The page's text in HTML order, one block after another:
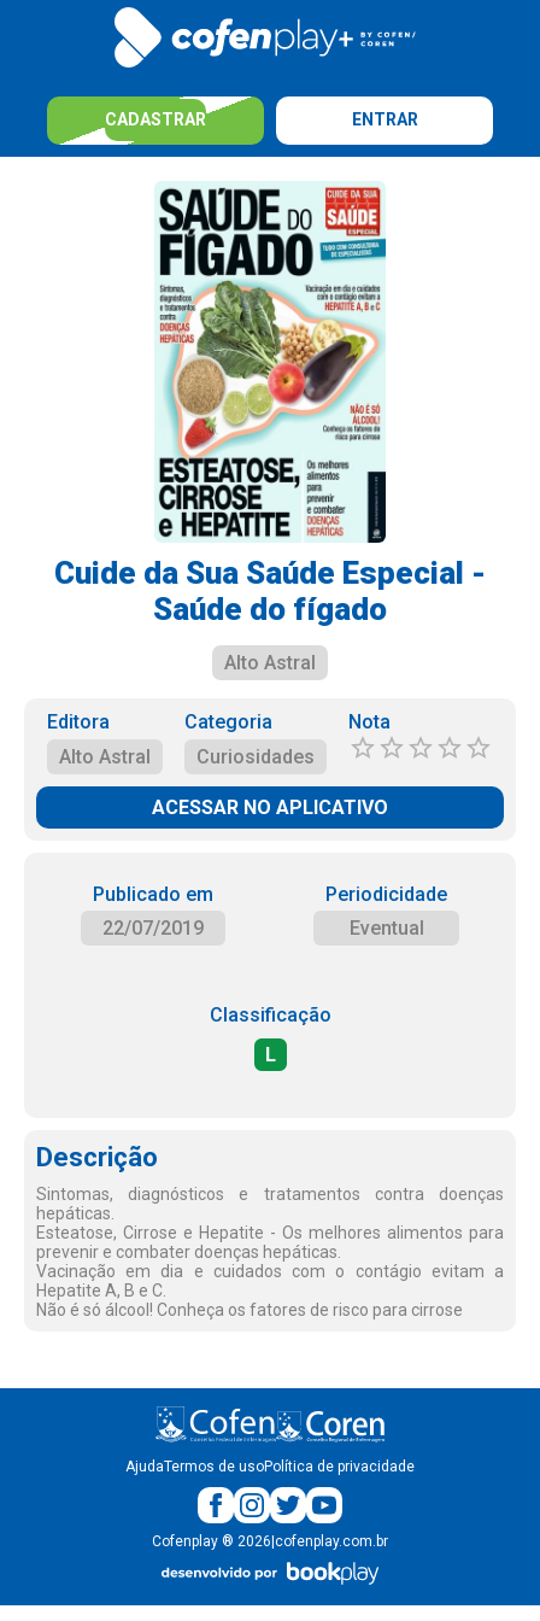
CADASTRAR ENTRAR
Cuide da Sua Saúde Especial -
Saúde do fígado
Alto Astral
Editora
Alto Astral
Categoria
Curiosidades
Nota
ACESSAR NO APLICATIVO
Publicado em
22/07/2019
Periodicidade
Eventual
Classificação
L
Descrição
Sintomas, diagnósticos e tratamentos contra doenças
hepáticas.
Esteatose, Cirrose e Hepatite - Os melhores alimentos para
prevenir e combater doenças hepáticas.
Vacinação em dia e cuidados com o contágio evitam a
Hepatite A, B e C.
Não é só álcool! Conheça os fatores de risco para cirrose
AjudaTermos de usoPolítica de privacidade
Cofenplay ® 2026 cofenplay.com.br